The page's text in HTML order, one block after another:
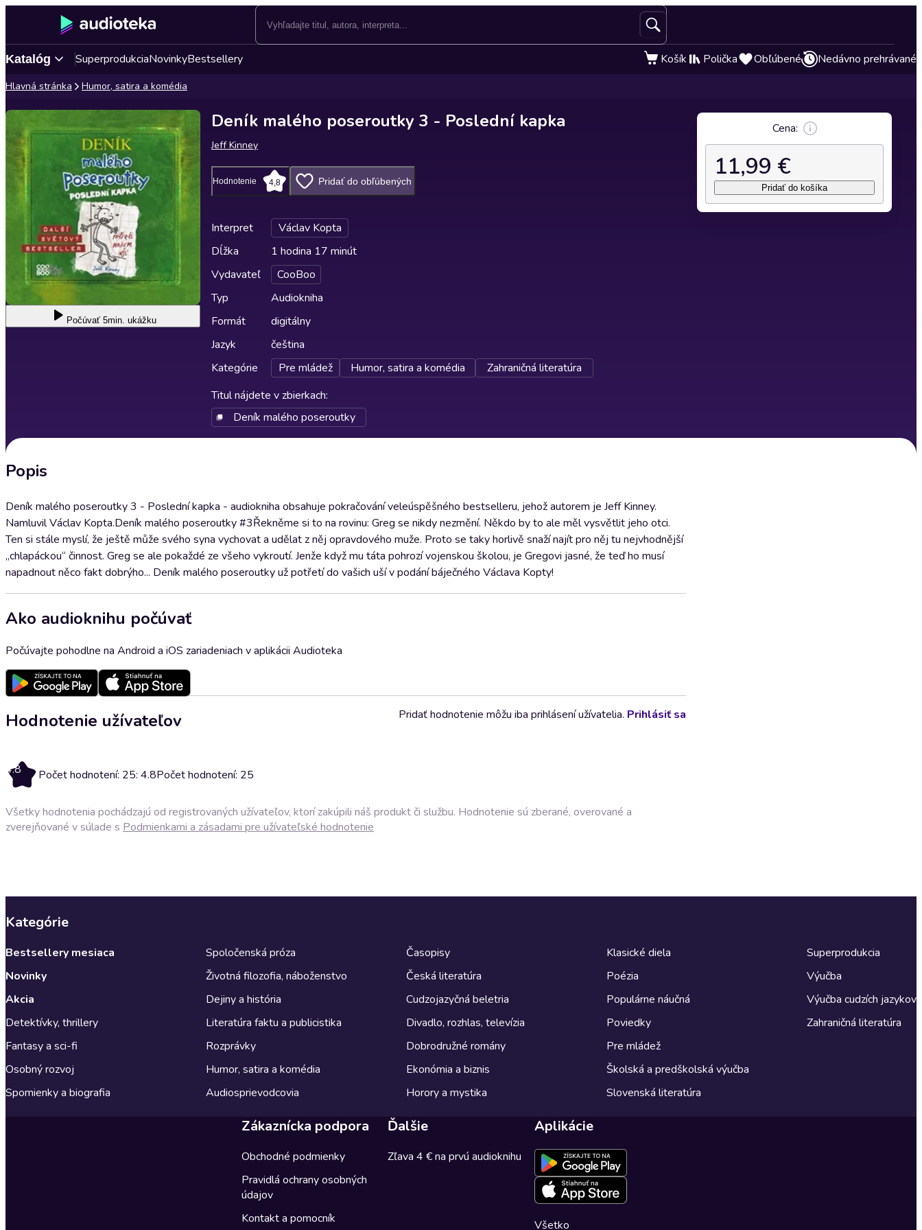
Katalóg SuperprodukciaNovinkyBestsellery Košík Polička Obľúbené Nedávno prehrávané
Hlavná stránka Humor, satira a komédia
Počúvať 5min. ukážku
Deník malého poseroutky 3 - Poslední kapka
Jeff Kinney
Hodnotenie 4,8 Pridať do obľúbených
Interpret
Václav Kopta
Dĺžka
1 hodina 17 minút
Vydavateľ
CooBoo
Typ
Audiokniha
Formát
digitálny
Jazyk
čeština
Kategórie
Pre mládež Humor, satira a komédia
Zahraničná literatúra
Titul nájdete v zbierkach:
Deník malého poseroutky
Popis
Deník malého poseroutky 3 - Poslední kapka - audiokniha obsahuje pokračování veleúspěšného bestselleru, jehož autorem je Jeff Kinney.
Namluvil Václav Kopta.Deník malého poseroutky #3Řekněme si to na rovinu: Greg se nikdy nezmění. Někdo by to ale měl vysvětlit jeho otci.
Ten si stále myslí, že ještě může svého syna vychovat a udělat z něj opravdového muže. Proto se taky horlivě snaží najít pro něj tu nejvhodnější
„chlapáckou“ činnost. Greg se ale pokaždé ze všeho vykroutí. Jenže když mu táta pohrozí vojenskou školou, je Gregovi jasné, že teď ho musí
napadnout něco fakt dobrýho... Deník malého poseroutky už potřetí do vašich uší v podání báječného Václava Kopty!
Ako audioknihu počúvať
Počúvajte pohodlne na Android a iOS zariadeniach v aplikácii Audioteka
Hodnotenie užívateľov
4.8 Počet hodnotení: 25: 4.8Počet hodnotení: 25
Pridať hodnotenie môžu iba prihlásení užívatelia. Prihlásiť sa
Všetky hodnotenia pochádzajú od registrovaných užívateľov, ktorí zakúpili náš produkt či službu. Hodnotenie sú zberané, overované a
zverejňované v súlade s Podmienkami a zásadami pre užívateľské hodnotenie
Cena:
11,99 €
Pridať do košíka
Kategórie
Bestsellery mesiaca
Novinky
Akcia
Detektívky, thrillery
Fantasy a sci-fi
Osobný rozvoj
Spomienky a biografia
Spoločenská próza
Životná filozofia, náboženstvo
Dejiny a história
Literatúra faktu a publicistika
Rozprávky
Humor, satira a komédia
Audiosprievodcovia
Časopisy
Česká literatúra
Cudzojazyčná beletria
Divadlo, rozhlas, televízia
Dobrodružné romány
Ekonómia a biznis
Horory a mystika
Klasické diela
Poézia
Populárne náučná
Poviedky
Pre mládež
Školská a predškolská výučba
Slovenská literatúra
Superprodukcia
Výučba
Výučba cudzích jazykov
Zahraničná literatúra
Zákaznícka podpora
Obchodné podmienky
Pravidlá ochrany osobných
údajov
Kontakt a pomocník
Ďalšie
Zľava 4 € na prvú audioknihu
Aplikácie
Všetko